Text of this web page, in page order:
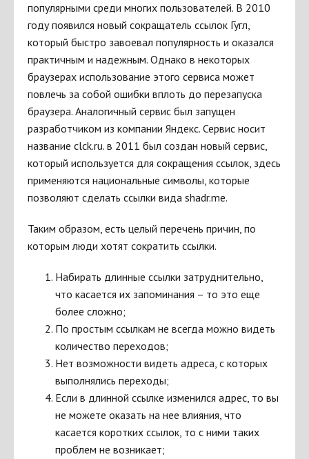
популярными среди многих пользователей. В 2010
году появился новый сокращатель ссылок Гугл,
который быстро завоевал популярность и оказался
практичным и надежным. Однако в некоторых
браузерах использование этого сервиса может
повлечь за собой ошибки вплоть до перезапуска
браузера. Аналогичный сервис был запущен
разработчиком из компании Яндекс. Сервис носит
название clck.ru. в 2011 был создан новый сервис,
который используется для сокращения ссылок, здесь
применяются национальные символы, которые
позволяют сделать ссылки вида shadr.me.
Таким образом, есть целый перечень причин, по
которым люди хотят сократить ссылки.
Набирать длинные ссылки затруднительно,
что касается их запоминания – то это еще
более сложно;
По простым ссылкам не всегда можно видеть
количество переходов;
Нет возможности видеть адреса, с которых
выполнялись переходы;
Если в длинной ссылке изменился адрес, то вы
не можете оказать на нее влияния, что
касается коротких ссылок, то с ними таких
проблем не возникает;